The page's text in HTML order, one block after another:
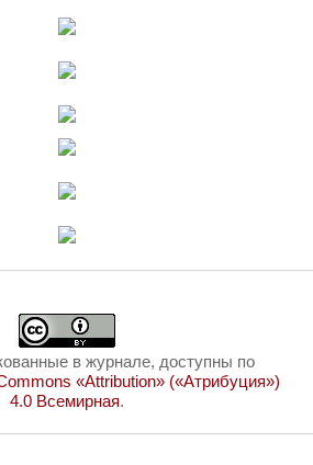
в журнале, доступны по
«Attribution» («Атрибуция»)
4.0 Всемирная.